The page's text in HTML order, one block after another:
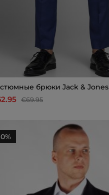
брюки Jack & Jones
€69.95